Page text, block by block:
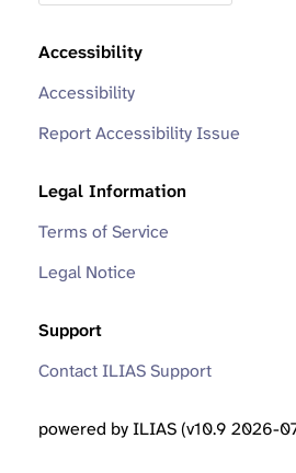
Accessibility
Accessibility
Report Accessibility Issue
Legal Information
Terms of Service
Legal Notice
Support
Contact ILIAS Support
powered by ILIAS (v10.9 2026-